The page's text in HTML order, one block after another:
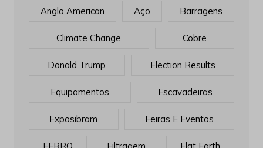
Anglo American Aço Barragens
Climate Change Cobre
Donald Trump Election Results
Equipamentos Escavadeiras
Exposibram Feiras E Eventos
FERRO Filtragem Flat Earth